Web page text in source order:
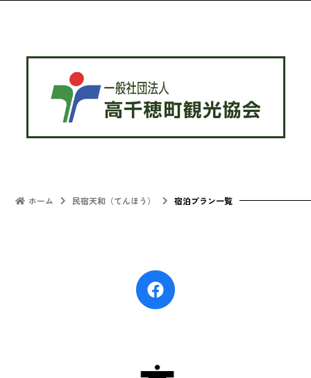
ホーム 民宿天和（てんほう） 宿泊プラン一覧